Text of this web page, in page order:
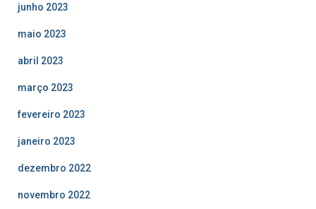
junho 2023
maio 2023
abril 2023
março 2023
fevereiro 2023
janeiro 2023
dezembro 2022
novembro 2022